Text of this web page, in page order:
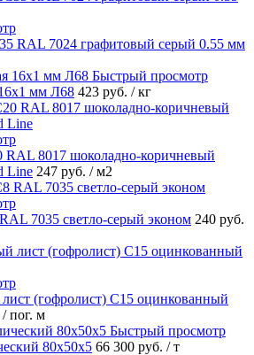
RAL 7024 графитовый серый 0.55 мм
Быстрый просмотр
мм Л68 423 руб. / кг
8017 шоколадно-коричневый
Line 247 руб. / м2
7035 светло-серый эконом 240 руб.
(гофролист) С15 оцинкованный
/ пог. м
Быстрый просмотр
80х50х5 66 300 руб. / т